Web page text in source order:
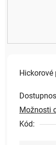
Hickorové
Možnosti
Kód: